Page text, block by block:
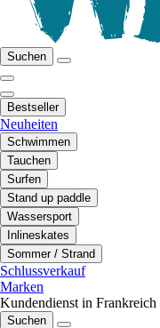
Suchen
Bestseller
Neuheiten
Schwimmen
Tauchen
Surfen
Stand up paddle
Wassersport
Inlineskates
Sommer / Strand
Schlussverkauf
Marken
Kundendienst in Frankreich
Suchen